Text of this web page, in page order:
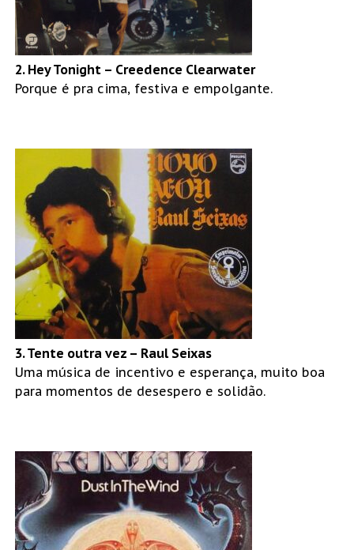
2. Hey Tonight – Creedence Clearwater
Porque é pra cima, festiva e empolgante.
3. Tente outra vez – Raul Seixas
Uma música de incentivo e esperança, muito boa
para momentos de desespero e solidão.